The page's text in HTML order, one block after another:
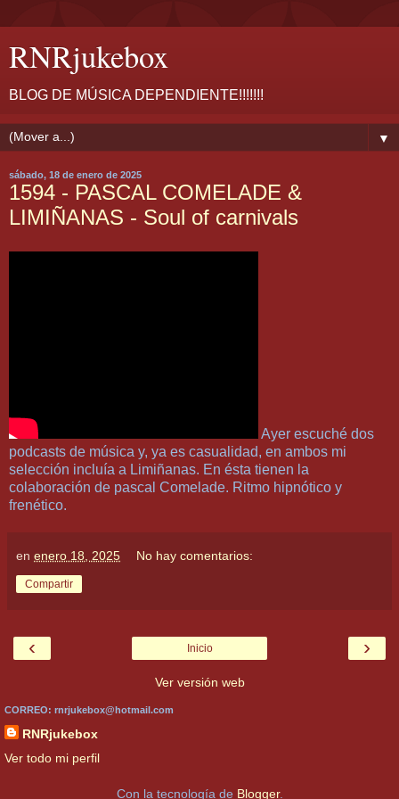
RNRjukebox
BLOG DE MÚSICA DEPENDIENTE!!!!!!!
▼
sábado, 18 de enero de 2025
1594 - PASCAL COMELADE &
LIMIÑANAS - Soul of carnivals
Ayer escuché dos
podcasts de música y, ya es casualidad, en ambos mi
selección incluía a Limiñanas. En ésta tienen la
colaboración de pascal Comelade. Ritmo hipnótico y
frenético.
en enero 18, 2025 No hay comentarios:
Compartir
‹ ›
Inicio
Ver versión web
CORREO: rnrjukebox@hotmail.com
RNRjukebox
Ver todo mi perfil
Con la tecnología de Blogger.